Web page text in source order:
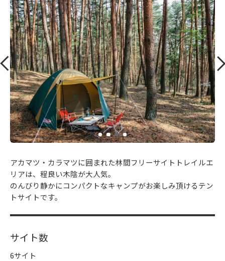
アカマツ・カラマツに囲まれた林間フリーサイトトレイルエ
リアは、程良い木陰が大人気。
のんびり静かにコンパクトなキャンプがお楽しみ頂けるテン
トサイトです。
サイト数
6サイト